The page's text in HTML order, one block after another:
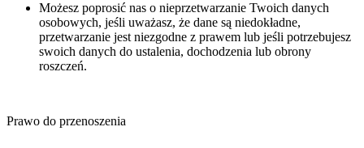
Możesz poprosić nas o nieprzetwarzanie Twoich danych
osobowych, jeśli uważasz, że dane są niedokładne,
przetwarzanie jest niezgodne z prawem lub jeśli potrzebujesz
swoich danych do ustalenia, dochodzenia lub obrony
roszczeń.
Prawo do przenoszenia